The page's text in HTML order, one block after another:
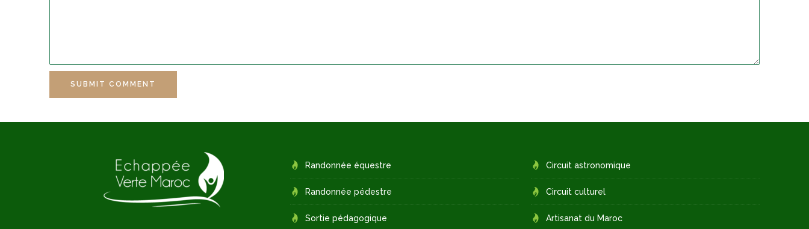
SUBMIT COMMENT
Randonnée équestre
Randonnée pédestre
Sortie pédagogique
Circuit astronomique
Circuit culturel
Artisanat du Maroc